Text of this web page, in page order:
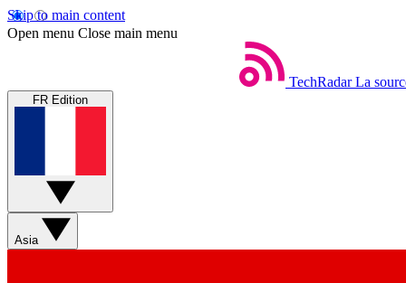
Skip to main content
Open menu Close main menu
TechRadar La
FR Edition
Asia